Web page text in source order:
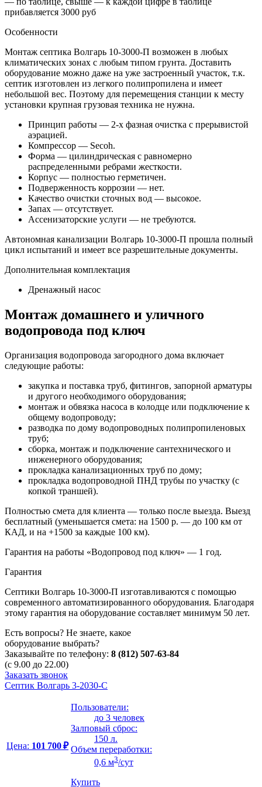
прибавляется 3000 руб
Особенности
Монтаж септика Волгарь 10-3000-П возможен в любых
климатических зонах с любым типом грунта. Доставить
оборудование можно даже на уже застроенный участок, т.к.
септик изготовлен из легкого полипропилена и имеет
небольшой вес. Поэтому для перемещения станции к месту
установки крупная грузовая техника не нужна.
Принцип работы — 2-х фазная очистка с прерывистой
аэрацией.
Компрессор — Secoh.
Форма — цилиндрическая с равномерно
распределенными ребрами жесткости.
Корпус — полностью герметичен.
Подверженность коррозии — нет.
Качество очистки сточных вод — высокое.
Запах — отсутствует.
Ассенизаторские услуги — не требуются.
Автономная канализации Волгарь 10-3000-П прошла полный
цикл испытаний и имеет все разрешительные документы.
Дополнительная комплектация
Дренажный насос
Монтаж домашнего и уличного
водопровода под ключ
Организация водопровода загородного дома включает
следующие работы:
закупка и поставка труб, фитингов, запорной арматуры
и другого необходимого оборудования;
монтаж и обвязка насоса в колодце или подключение к
общему водопроводу;
разводка по дому водопроводных полипропиленовых
труб;
сборка, монтаж и подключение сантехнического и
инженерного оборудования;
прокладка канализационных труб по дому;
прокладка водопроводной ПНД трубы по участку (с
копкой траншей).
Полностью смета для клиента — только после выезда. Выезд
бесплатный (уменьшается смета: на 1500 р. — до 100 км от
КАД, и на +1500 за каждые 100 км).
Гарантия на работы «Водопровод под ключ» — 1 год.
Гарантия
Септики Волгарь 10-3000-П изготавливаются с помощью
современного автоматизированного оборудования. Благодаря
этому гарантия на оборудование составляет минимум 50 лет.
Есть вопросы? Не знаете, какое
оборудование выбрать?
Заказывайте по телефону: 8 (812) 507-63-84
(с 9.00 до 22.00)
Заказать звонок
Септик Волгарь 3-2030-С
Цена: 101 700 ₽
Пользователи:
до 3 человек
Залповый сброс:
150 л.
Объем переработки:
0,6 м3/сут
Купить